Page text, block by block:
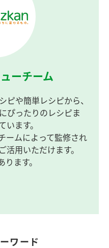
ーチーム
ピや簡単レシピから、
ぴったりのレシピま
います。
ームによって監修され
活用いただけます。
ます。
ワード